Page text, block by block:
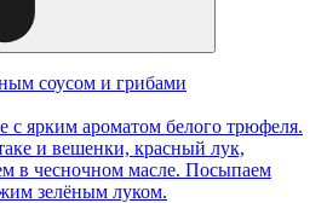
соусом и грибами
с ярким ароматом белого трюфеля.
и вешенки, красный лук,
в чесночном масле. Посыпаем
зелёным луком.